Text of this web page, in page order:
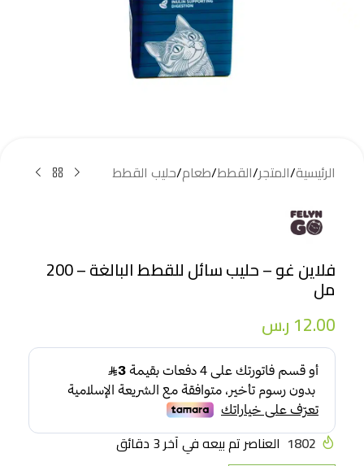
الرئيسية/المتجر/القطط/طعام/حليب القطط
فلاين غو – حليب سائل للقطط البالغة – 200
مل
12.00 ر.س
1802 العناصر تم بيعه في آخر 3 دقائق